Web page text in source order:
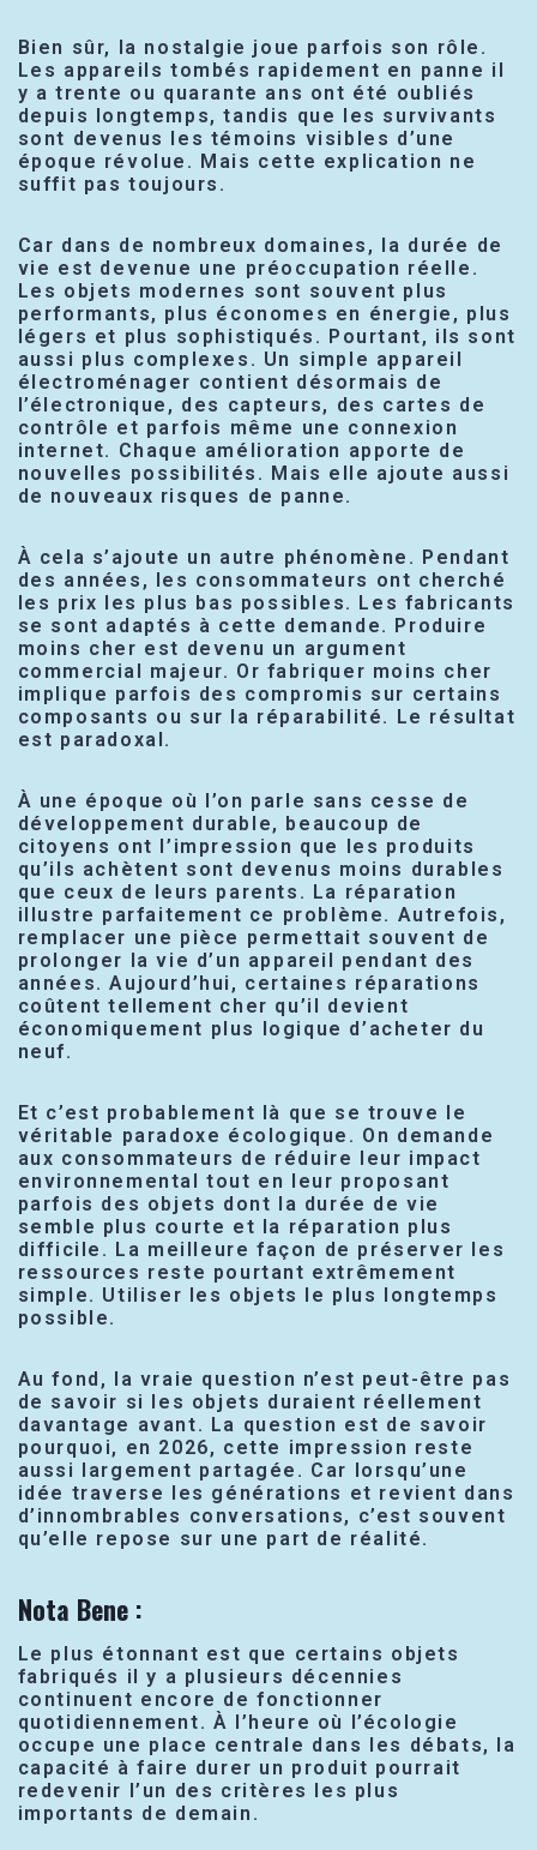
Bien sûr, la nostalgie joue parfois son rôle.
Les appareils tombés rapidement en panne il
y a trente ou quarante ans ont été oubliés
depuis longtemps, tandis que les survivants
sont devenus les témoins visibles d’une
époque révolue. Mais cette explication ne
suffit pas toujours.
Car dans de nombreux domaines, la durée de
vie est devenue une préoccupation réelle.
Les objets modernes sont souvent plus
performants, plus économes en énergie, plus
légers et plus sophistiqués. Pourtant, ils sont
aussi plus complexes. Un simple appareil
électroménager contient désormais de
l’électronique, des capteurs, des cartes de
contrôle et parfois même une connexion
internet. Chaque amélioration apporte de
nouvelles possibilités. Mais elle ajoute aussi
de nouveaux risques de panne.
À cela s’ajoute un autre phénomène. Pendant
des années, les consommateurs ont cherché
les prix les plus bas possibles. Les fabricants
se sont adaptés à cette demande. Produire
moins cher est devenu un argument
commercial majeur. Or fabriquer moins cher
implique parfois des compromis sur certains
composants ou sur la réparabilité. Le résultat
est paradoxal.
À une époque où l’on parle sans cesse de
développement durable, beaucoup de
citoyens ont l’impression que les produits
qu’ils achètent sont devenus moins durables
que ceux de leurs parents. La réparation
illustre parfaitement ce problème. Autrefois,
remplacer une pièce permettait souvent de
prolonger la vie d’un appareil pendant des
années. Aujourd’hui, certaines réparations
coûtent tellement cher qu’il devient
économiquement plus logique d’acheter du
neuf.
Et c’est probablement là que se trouve le
véritable paradoxe écologique. On demande
aux consommateurs de réduire leur impact
environnemental tout en leur proposant
parfois des objets dont la durée de vie
semble plus courte et la réparation plus
difficile. La meilleure façon de préserver les
ressources reste pourtant extrêmement
simple. Utiliser les objets le plus longtemps
possible.
Au fond, la vraie question n’est peut-être pas
de savoir si les objets duraient réellement
davantage avant. La question est de savoir
pourquoi, en 2026, cette impression reste
aussi largement partagée. Car lorsqu’une
idée traverse les générations et revient dans
d’innombrables conversations, c’est souvent
qu’elle repose sur une part de réalité.
Nota Bene :
Le plus étonnant est que certains objets
fabriqués il y a plusieurs décennies
continuent encore de fonctionner
quotidiennement. À l’heure où l’écologie
occupe une place centrale dans les débats, la
capacité à faire durer un produit pourrait
redevenir l’un des critères les plus
importants de demain.